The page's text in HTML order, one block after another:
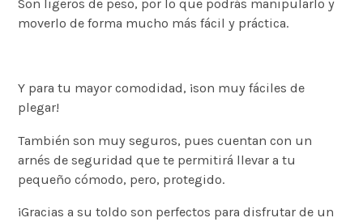
Son ligeros de peso, por lo que podrás manipularlo y
moverlo de forma mucho más fácil y práctica.
Y para tu mayor comodidad, ¡son muy fáciles de
plegar!
También son muy seguros, pues cuentan con un
arnés de seguridad que te permitirá llevar a tu
pequeño cómodo, pero, protegido.
¡Gracias a su toldo son perfectos para disfrutar de un